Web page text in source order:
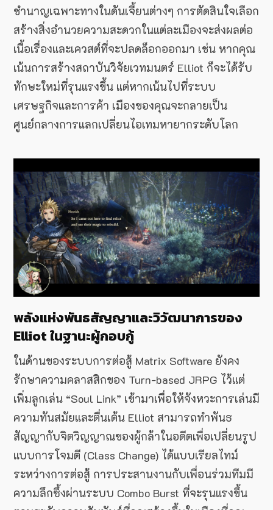
ชำนาญเฉพาะทางในดันเจี้ยนต่างๆ การตัดสินใจเลือก
สร้างสิ่งอำนวยความสะดวกในแต่ละเมืองจะส่งผลต่อ
เนื้อเรื่องและเควสต์ที่จะปลดล็อกออกมา เช่น หากคุณ
เน้นการสร้างสถาบันวิจัยเวทมนตร์ Elliot ก็จะได้รับ
ทักษะใหม่ที่รุนแรงขึ้น แต่หากเน้นไปที่ระบบ
เศรษฐกิจและการค้า เมืองของคุณจะกลายเป็น
ศูนย์กลางการแลกเปลี่ยนไอเทมหายากระดับโลก
พลังแห่งพันธสัญญาและวิวัฒนาการของ
Elliot ในฐานะผู้กอบกู้
ในด้านของระบบการต่อสู้ Matrix Software ยังคง
รักษาความคลาสสิกของ Turn-based JRPG ไว้แต่
เพิ่มลูกเล่น “Soul Link” เข้ามาเพื่อให้จังหวะการเล่นมี
ความทันสมัยและตื่นเต้น Elliot สามารถทำพันธ
สัญญากับจิตวิญญาณของผู้กล้าในอดีตเพื่อเปลี่ยนรูป
แบบการโจมตี (Class Change) ได้แบบเรียลไทม์
ระหว่างการต่อสู้ การประสานงานกับเพื่อนร่วมทีมมี
ความลึกซึ้งผ่านระบบ Combo Burst ที่จะรุนแรงขึ้น